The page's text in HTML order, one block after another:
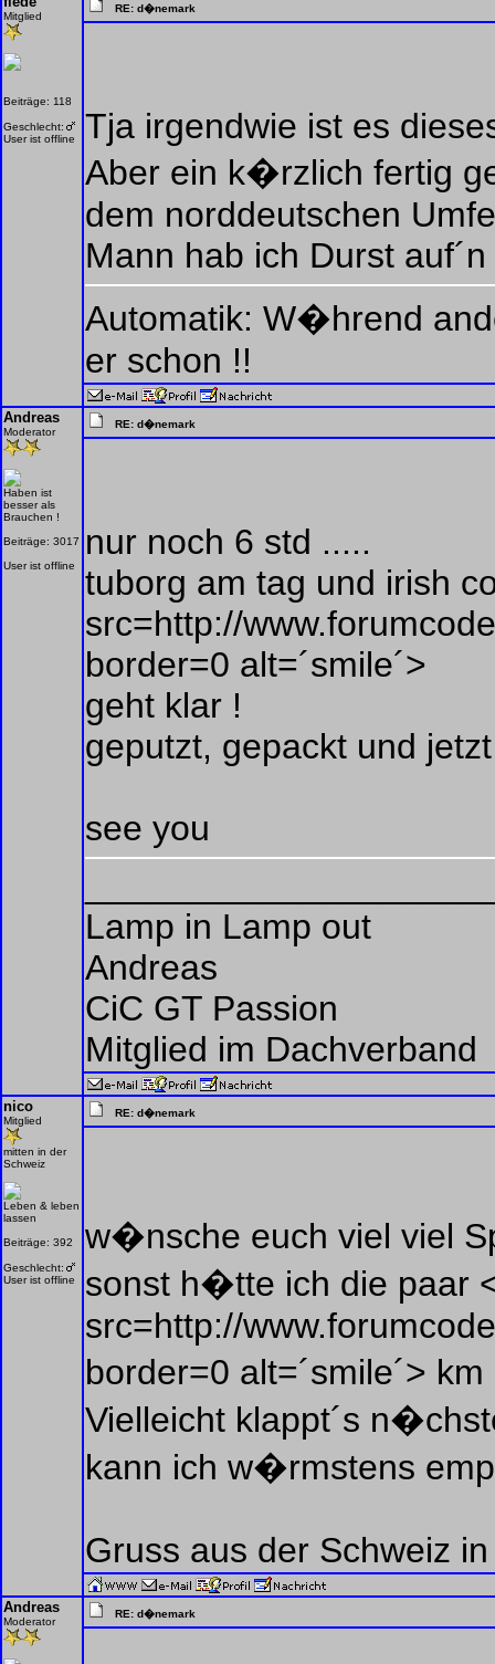
Mitglied
Beiträge: 118
Geschlecht:
User ist offline
RE: d�nemark
Tja irgendwie ist es
Aber ein k�rzlich fertig
dem norddeutschen
Mann hab ich Durst
Automatik: W�hrend
er schon !!
Andreas
Moderator
Haben ist
besser als
Brauchen !
Beiträge: 3017
User ist offline
RE: d�nemark
nur noch 6 std .....
tuborg am tag und irish
src=http://
border=0 alt=´smile´>
geht klar !
geputzt, gepackt und
see you
Lamp in Lamp out
Andreas
CiC GT Passion
Mitglied im Dachverband
nico
Mitglied
mitten in der
Schweiz
Leben & leben
lassen
Beiträge: 392
Geschlecht:
User ist offline
RE: d�nemark
w�nsche euch viel viel
sonst h�tte ich die paar
src=http://
border=0 alt=´smile´>
Vielleicht klappt´s
kann ich w�rmstens
Gruss aus der Schweiz
Andreas
Moderator
RE: d�nemark